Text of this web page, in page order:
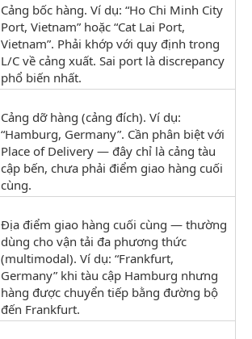
Cảng bốc hàng. Ví dụ: “Ho Chi Minh City
Port, Vietnam” hoặc “Cat Lai Port,
Vietnam”. Phải khớp với quy định trong
L/C về cảng xuất. Sai port là discrepancy
phổ biến nhất.
Cảng dỡ hàng (cảng đích). Ví dụ:
“Hamburg, Germany”. Cần phân biệt với
Place of Delivery — đây chỉ là cảng tàu
cập bến, chưa phải điểm giao hàng cuối
cùng.
Địa điểm giao hàng cuối cùng — thường
dùng cho vận tải đa phương thức
(multimodal). Ví dụ: “Frankfurt,
Germany” khi tàu cập Hamburg nhưng
hàng được chuyển tiếp bằng đường bộ
đến Frankfurt.